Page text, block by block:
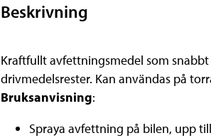
Beskrivning
Kraftfullt avfettningsmedel som
drivmedelsrester. Kan användas på
Bruksanvisning:
Spraya avfettning på bilen, upp